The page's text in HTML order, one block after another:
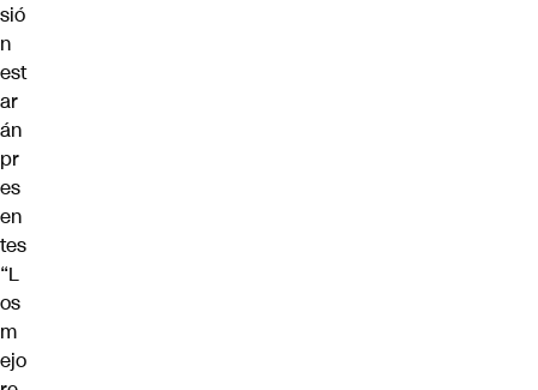
sió
n
est
ar
án
pr
es
en
tes
“L
os
m
ejo